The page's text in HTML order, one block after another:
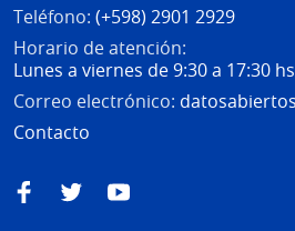
Teléfono: (+598) 2901 2929
Horario de atención:
Lunes a viernes de 9:30 a 17:30
Correo electrónico:
Contacto
FacebookTwitterYouTube